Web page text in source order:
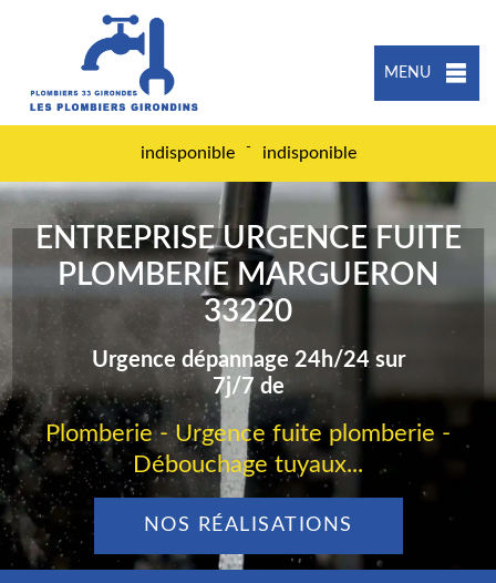
MENU
indisponible - indisponible
ENTREPRISE URGENCE FUITE
PLOMBERIE MARGUERON
33220
Urgence dépannage 24h/24 sur
7j/7 de
Plomberie - Urgence fuite plomberie -
Débouchage tuyaux...
NOS RÉALISATIONS